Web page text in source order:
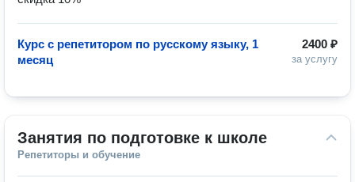
2400 ₽
за услугу
Курс с репетитором по русскому языку, 1
месяц
Занятия по подготовке к школе
Репетиторы и обучение